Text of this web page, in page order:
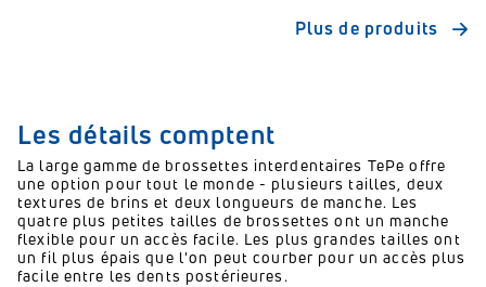
Plus de produits
Les détails comptent
La large gamme de brossettes interdentaires TePe offre
une option pour tout le monde - plusieurs tailles, deux
textures de brins et deux longueurs de manche. Les
quatre plus petites tailles de brossettes ont un manche
flexible pour un accès facile. Les plus grandes tailles ont
un fil plus épais que l'on peut courber pour un accès plus
facile entre les dents postérieures.